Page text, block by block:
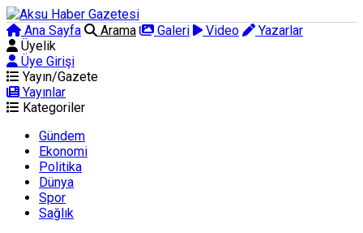
Ana Sayfa Arama Galeri Video
Yazarlar
Üyelik
Üye Girişi
Yayın/Gazete
Yayınlar
Kategoriler
Gündem
Ekonomi
Politika
Dünya
Spor
Sağlık